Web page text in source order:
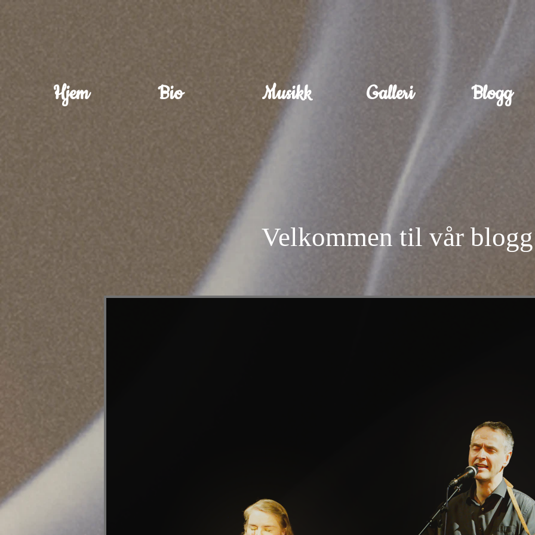
Hjem Bio Musikk Galleri Blogg
Velkommen til vår